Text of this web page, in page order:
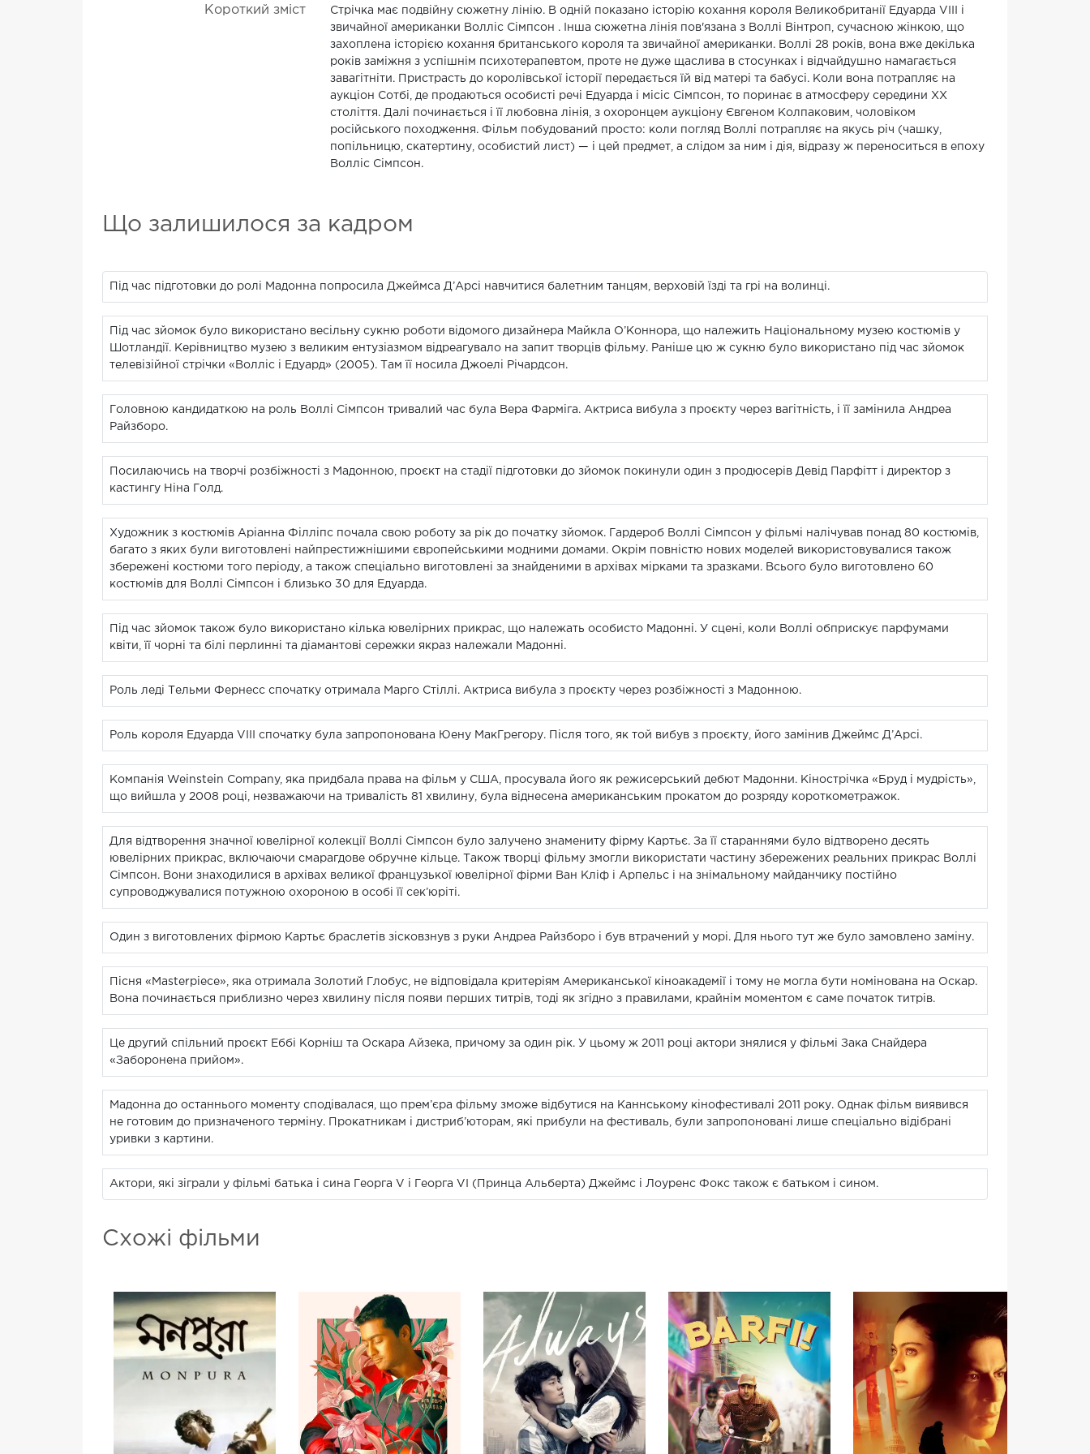
Короткий зміст
Стрічка має подвійну сюжетну лінію. В одній показано історію кохання короля Великобританії Едуарда VIII і
звичайної американки Волліс Сімпсон . Інша сюжетна лінія пов'язана з Воллі Вінтроп, сучасною жінкою, що
захоплена історією кохання британського короля та звичайної американки. Воллі 28 років, вона вже декілька
років заміжня з успішнім психотерапевтом, проте не дуже щаслива в стосунках і відчайдушно намагається
завагітніти. Пристрасть до королівської історії передається їй від матері та бабусі. Коли вона потрапляє на
аукціон Сотбі, де продаються особисті речі Едуарда і місіс Сімпсон, то поринає в атмосферу середини ХХ
століття. Далі починається і її любовна лінія, з охоронцем аукціону Євгеном Колпаковим, чоловіком
російського походження. Фільм побудований просто: коли погляд Воллі потрапляє на якусь річ (чашку,
попільницю, скатертину, особистий лист) — і цей предмет, а слідом за ним і дія, відразу ж переноситься в епоху
Волліс Сімпсон.
Що залишилося за кадром
Під час підготовки до ролі Мадонна попросила Джеймса Д’Арсі навчитися балетним танцям, верховій їзді та грі на волинці.
Під час зйомок було використано весільну сукню роботи відомого дизайнера Майкла О’Коннора, що належить Національному музею костюмів у
Шотландії. Керівництво музею з великим ентузіазмом відреагувало на запит творців фільму. Раніше цю ж сукню було використано під час зйомок
телевізійної стрічки «Волліс і Едуард» (2005). Там її носила Джоелі Річардсон.
Головною кандидаткою на роль Воллі Сімпсон тривалий час була Вера Фарміга. Актриса вибула з проєкту через вагітність, і її замінила Андреа
Райзборо.
Посилаючись на творчі розбіжності з Мадонною, проєкт на стадії підготовки до зйомок покинули один з продюсерів Девід Парфітт і директор з
кастингу Ніна Голд.
Художник з костюмів Аріанна Філліпс почала свою роботу за рік до початку зйомок. Гардероб Воллі Сімпсон у фільмі налічував понад 80 костюмів,
багато з яких були виготовлені найпрестижнішими європейськими модними домами. Окрім повністю нових моделей використовувалися також
збережені костюми того періоду, а також спеціально виготовлені за знайденими в архівах мірками та зразками. Всього було виготовлено 60
костюмів для Воллі Сімпсон і близько 30 для Едуарда.
Під час зйомок також було використано кілька ювелірних прикрас, що належать особисто Мадонні. У сцені, коли Воллі обприскує парфумами
квіти, її чорні та білі перлинні та діамантові сережки якраз належали Мадонні.
Роль леді Тельми Фернесс спочатку отримала Марго Стіллі. Актриса вибула з проєкту через розбіжності з Мадонною.
Роль короля Едуарда VIII спочатку була запропонована Юену МакГрегору. Після того, як той вибув з проєкту, його замінив Джеймс Д’Арсі.
Компанія Weinstein Company, яка придбала права на фільм у США, просувала його як режисерський дебют Мадонни. Кінострічка «Бруд і мудрість»,
що вийшла у 2008 році, незважаючи на тривалість 81 хвилину, була віднесена американським прокатом до розряду короткометражок.
Для відтворення значної ювелірної колекції Воллі Сімпсон було залучено знамениту фірму Картьє. За її стараннями було відтворено десять
ювелірних прикрас, включаючи смарагдове обручне кільце. Також творці фільму змогли використати частину збережених реальних прикрас Воллі
Сімпсон. Вони знаходилися в архівах великої французької ювелірної фірми Ван Кліф і Арпельс і на знімальному майданчику постійно
супроводжувалися потужною охороною в особі її сек’юріті.
Один з виготовлених фірмою Картьє браслетів зісковзнув з руки Андреа Райзборо і був втрачений у морі. Для нього тут же було замовлено заміну.
Пісня «Masterpiece», яка отримала Золотий Глобус, не відповідала критеріям Американської кіноакадемії і тому не могла бути номінована на Оскар.
Вона починається приблизно через хвилину після появи перших титрів, тоді як згідно з правилами, крайнім моментом є саме початок титрів.
Це другий спільний проєкт Еббі Корніш та Оскара Айзека, причому за один рік. У цьому ж 2011 році актори знялися у фільмі Зака Снайдера
«Заборонена прийом».
Мадонна до останнього моменту сподівалася, що прем’єра фільму зможе відбутися на Каннському кінофестивалі 2011 року. Однак фільм виявився
не готовим до призначеного терміну. Прокатникам і дистриб’юторам, які прибули на фестиваль, були запропоновані лише спеціально відібрані
уривки з картини.
Актори, які зіграли у фільмі батька і сина Георга V і Георга VI (Принца Альберта) Джеймс і Лоуренс Фокс також є батьком і сином.
Схожі фільми